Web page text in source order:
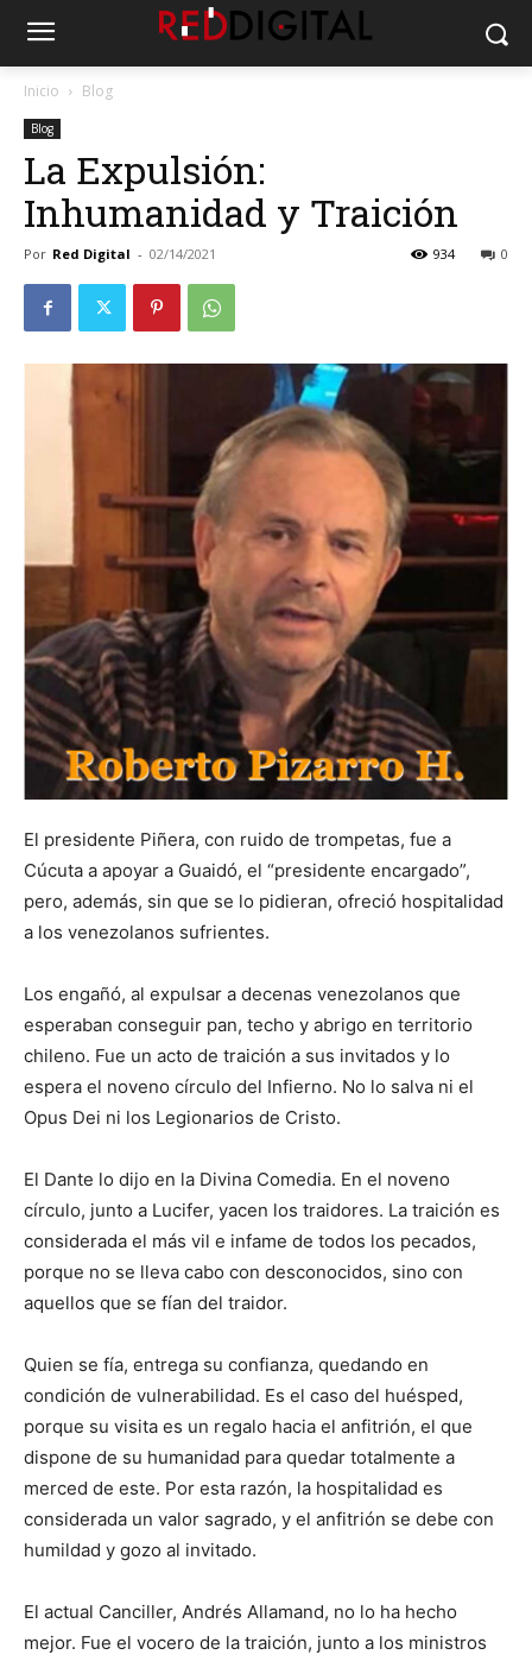
Inicio Blog
Blog
La Expulsión:
Inhumanidad y Traición
Por Red Digital - 02/14/2021 0
934
El presidente Piñera, con ruido de trompetas, fue a
Cúcuta a apoyar a Guaidó, el “presidente encargado”,
pero, además, sin que se lo pidieran, ofreció hospitalidad
a los venezolanos sufrientes.
Los engañó, al expulsar a decenas venezolanos que
esperaban conseguir pan, techo y abrigo en territorio
chileno. Fue un acto de traición a sus invitados y lo
espera el noveno círculo del Infierno. No lo salva ni el
Opus Dei ni los Legionarios de Cristo.
El Dante lo dijo en la Divina Comedia. En el noveno
círculo, junto a Lucifer, yacen los traidores. La traición es
considerada el más vil e infame de todos los pecados,
porque no se lleva cabo con desconocidos, sino con
aquellos que se fían del traidor.
Quien se fía, entrega su confianza, quedando en
condición de vulnerabilidad. Es el caso del huésped,
porque su visita es un regalo hacia el anfitrión, el que
dispone de su humanidad para quedar totalmente a
merced de este. Por esta razón, la hospitalidad es
considerada un valor sagrado, y el anfitrión se debe con
humildad y gozo al invitado.
El actual Canciller, Andrés Allamand, no lo ha hecho
mejor. Fue el vocero de la traición, junto a los ministros